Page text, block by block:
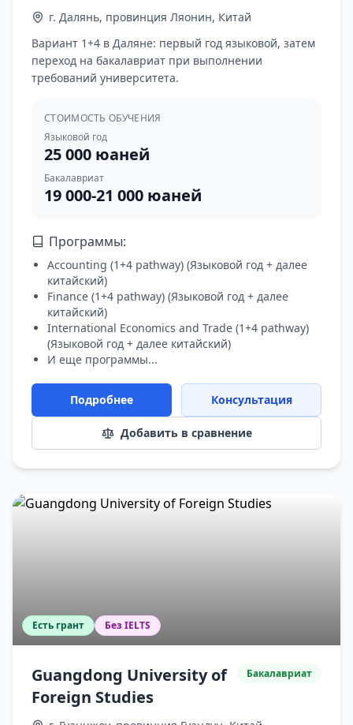
г. Далянь, провинция Ляонин, Китай
Вариант 1+4 в Даляне: первый год языковой, затем
переход на бакалавриат при выполнении
требований университета.
СТОИМОСТЬ ОБУЧЕНИЯ
Языковой год
25 000 юаней
Бакалавриат
19 000-21 000 юаней
Программы:
Accounting (1+4 pathway) (Языковой год + далее
китайский)
Finance (1+4 pathway) (Языковой год + далее
китайский)
International Economics and Trade (1+4 pathway)
(Языковой год + далее китайский)
И еще программы...
Подробнее Консультация
Добавить в сравнение
Есть грант Без IELTS
Guangdong University of
Foreign Studies
Бакалавриат